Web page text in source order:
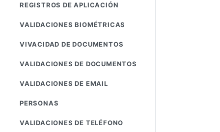
REGISTROS DE APLICACIÓN
VALIDACIONES BIOMÉTRICAS
VIVACIDAD DE DOCUMENTOS
VALIDACIONES DE DOCUMENTOS
VALIDACIONES DE EMAIL
PERSONAS
VALIDACIONES DE TELÉFONO